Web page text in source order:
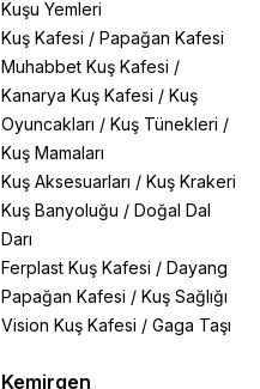
Kuşu Yemleri
Kuş Kafesi / Papağan Kafesi
Muhabbet Kuş Kafesi /
Kanarya Kuş Kafesi / Kuş
Oyuncakları / Kuş Tünekleri /
Kuş Mamaları
Kuş Aksesuarları / Kuş Krakeri
Kuş Banyoluğu / Doğal Dal
Darı
Ferplast Kuş Kafesi / Dayang
Papağan Kafesi / Kuş Sağlığı
Vision Kuş Kafesi / Gaga Taşı
Kemirgen